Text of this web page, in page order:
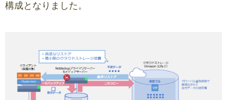
構成となりました。